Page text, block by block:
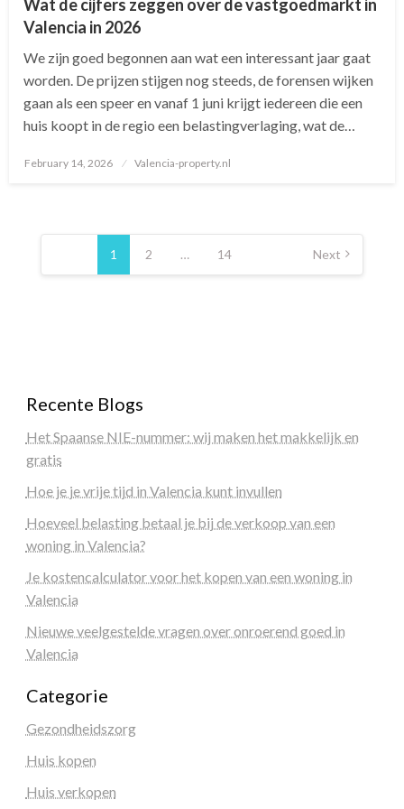
Wat de cijfers zeggen over de vastgoedmarkt in
Valencia in 2026
We zijn goed begonnen aan wat een interessant jaar gaat
worden. De prijzen stijgen nog steeds, de forensen wijken
gaan als een speer en vanaf 1 juni krijgt iedereen die een
huis koopt in de regio een belastingverlaging, wat de…
Posted
February 14, 2026 Valencia-property.nl
Posts
pagination
1 2 … 14 Next
Recente Blogs
Het Spaanse NIE-nummer: wij maken het makkelijk en
gratis
Hoe je je vrije tijd in Valencia kunt invullen
Hoeveel belasting betaal je bij de verkoop van een
woning in Valencia?
Je kostencalculator voor het kopen van een woning in
Valencia
Nieuwe veelgestelde vragen over onroerend goed in
Valencia
Categorie
Gezondheidszorg
Huis kopen
Huis verkopen